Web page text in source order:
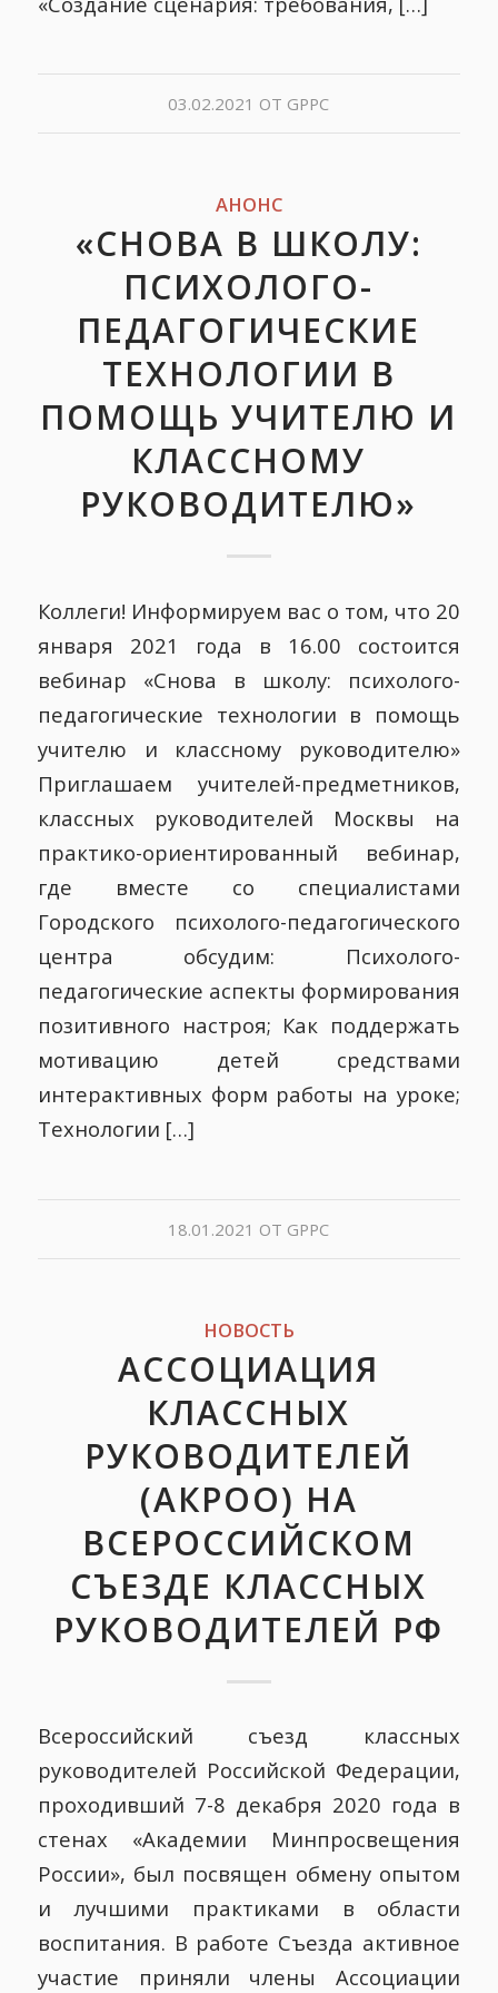
03.02.2021 ОТ GPPC
АНОНС
«СНОВА В ШКОЛУ:
ПСИХОЛОГО-
ПЕДАГОГИЧЕСКИЕ
ТЕХНОЛОГИИ В
ПОМОЩЬ УЧИТЕЛЮ И
КЛАССНОМУ
РУКОВОДИТЕЛЮ»
Коллеги! Информируем вас о том, что 20
января 2021 года в 16.00 состоится
вебинар «Снова в школу: психолого-
педагогические технологии в помощь
учителю и классному руководителю»
Приглашаем учителей-предметников,
классных руководителей Москвы на
практико-ориентированный вебинар,
где вместе со специалистами
Городского психолого-педагогического
центра обсудим: Психолого-
педагогические аспекты формирования
позитивного настроя; Как поддержать
мотивацию детей средствами
интерактивных форм работы на уроке;
Технологии […]
18.01.2021 ОТ GPPC
НОВОСТЬ
АССОЦИАЦИЯ
КЛАССНЫХ
РУКОВОДИТЕЛЕЙ
(АКРОО) НА
ВСЕРОССИЙСКОМ
СЪЕЗДЕ КЛАССНЫХ
РУКОВОДИТЕЛЕЙ РФ
Всероссийский съезд классных
руководителей Российской Федерации,
проходивший 7-8 декабря 2020 года в
стенах «Академии Минпросвещения
России», был посвящен обмену опытом
и лучшими практиками в области
воспитания. В работе Съезда активное
участие приняли члены Ассоциации